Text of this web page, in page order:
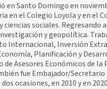
en Santo Domingo en
en el Colegio Loyola y en el
sociales. Regresando
y geopolítica.
Internacional, Inversión
Planificación y
Asesores Económicos de
fue Embajador/
ocasiones, en 2010 y en